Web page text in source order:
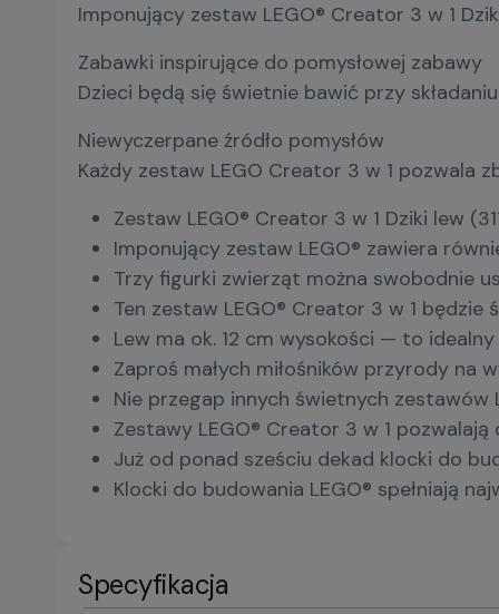
Imponujący zestaw LEGO® Creator 3 w 1
Zabawki inspirujące do pomysłowej zabawy
Dzieci będą się świetnie bawić przy
Niewyczerpane źródło pomysłów
Każdy zestaw LEGO Creator 3 w 1 pozwala
Zestaw LEGO® Creator 3 w 1 Dziki lew
Imponujący zestaw LEGO® zawiera
Trzy figurki zwierząt można swobodnie
Ten zestaw LEGO® Creator 3 w 1
Lew ma ok. 12 cm wysokości — to
Zaproś małych miłośników przyrody na
Nie przegap innych świetnych zestawów
Zestawy LEGO® Creator 3 w 1
Już od ponad sześciu dekad klocki do
Klocki do budowania LEGO® spełniają
Specyfikacja